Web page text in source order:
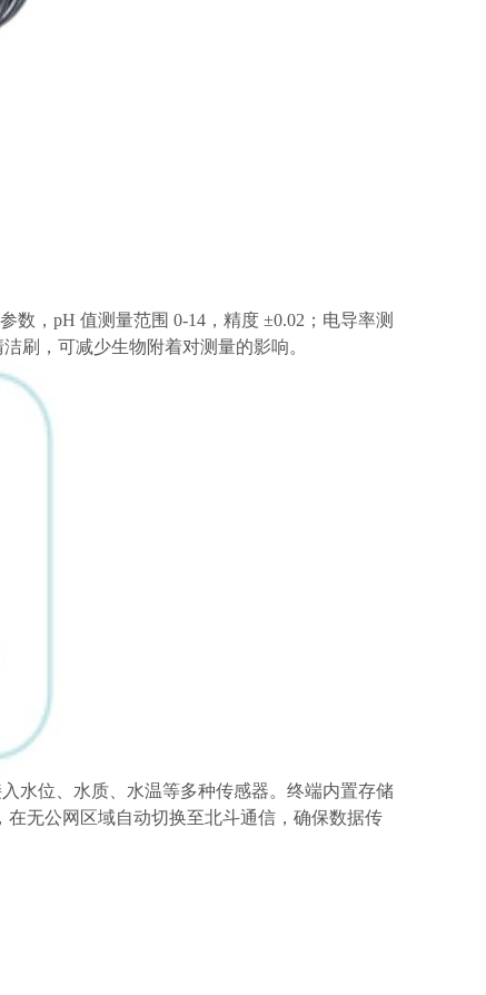
数，pH 值测量范围 0-14，精度 ±0.02；电导率测
刷，可减少生物附着对测量的影响。
水位、水质、水温等多种传感器。终端内置存储
无公网区域自动切换至北斗通信，确保数据传